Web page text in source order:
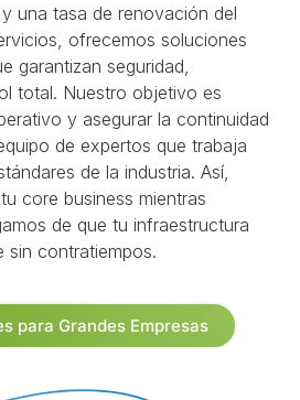
una tasa de renovación del
ofrecemos soluciones
garantizan seguridad,
total. Nuestro objetivo es
y asegurar la continuidad
de expertos que trabaja
de la industria. Así,
core business mientras
de que tu infraestructura
contratiempos.
para Grandes Empresas